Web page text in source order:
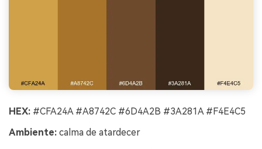
HEX: #CFA24A #A8742C #6D4A2B #3A281A #F4E4C5
Ambiente: calma de atardecer